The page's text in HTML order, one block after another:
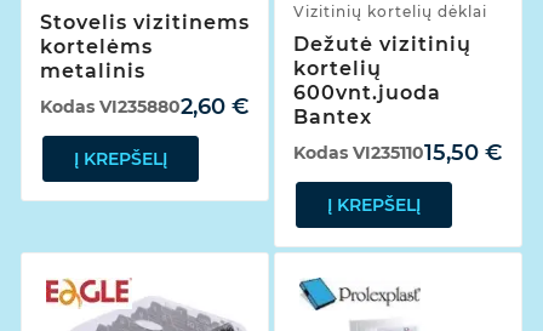
Stovelis vizitinems
kortelėms
metalinis
2,60 €
Kodas VI235880
Į KREPŠELĮ
Vizitinių kortelių dėklai
Dežutė vizitinių
kortelių
600vnt.juoda
Bantex
15,50 €
Kodas VI235110
Į KREPŠELĮ